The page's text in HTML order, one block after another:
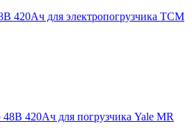
420Ач для электропогрузчика ТСМ